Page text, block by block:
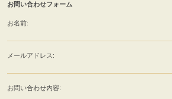
お問い合わせフォーム
お名前:
メールアドレス:
お問い合わせ内容: